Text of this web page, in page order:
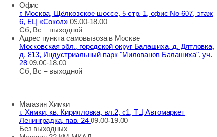
Офис
г. Москва, Щёлковское шоссе, 5 стр. 1, офис No 607, этаж
6, БЦ «Сокол» 09.00-18.00
Сб, Вс – выходной
Адрес пункта самовывоза в Москве
Московская обл., городской округ Балашиха, д. Дятловка,
д. 813, Индустриальный парк "Милованов Балашиха", уч.
28 09.00-18.00
Сб, Вс – выходной
Магазин Химки
г. Химки, кв. Кирилловка, вл.2, с1, ТЦ Автомаркет
Ленинградка, пав. 24 09.00-19.00
Без выходных